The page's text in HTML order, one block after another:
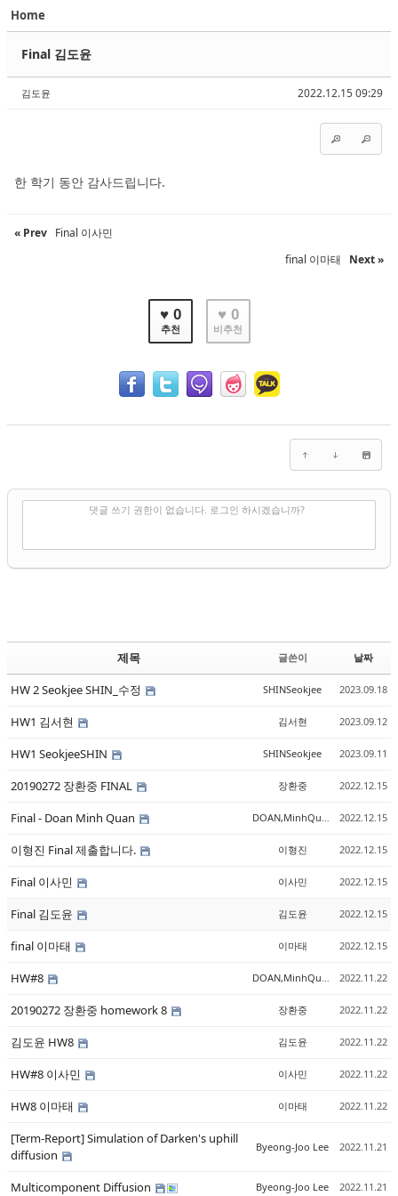
Home
2022.12.15 09:29
Final 김도윤
김도윤
한 학기 동안 감사드립니다.
« Prev Final 이사민
final 이마태
Next »
♥ 0
추천
♥ 0
비추천
댓글 쓰기 권한이 없습니다. 로그인 하시겠습니까?
제목 글쓴이 날짜
HW 2 Seokjee SHIN_수정 SHINSeokjee 2023.09.18
HW1 김서현 김서현 2023.09.12
HW1 SeokjeeSHIN SHINSeokjee 2023.09.11
20190272 장환중 FINAL 장환중 2022.12.15
Final - Doan Minh Quan DOAN,MinhQuan 2022.12.15
이형진 Final 제출합니다. 이형진 2022.12.15
Final 이사민 이사민 2022.12.15
Final 김도윤 김도윤 2022.12.15
final 이마태 이마태 2022.12.15
HW#8 DOAN,MinhQuan 2022.11.22
20190272 장환중 homework 8 장환중 2022.11.22
김도윤 HW8 김도윤 2022.11.22
HW#8 이사민 이사민 2022.11.22
HW8 이마태 이마태 2022.11.22
[Term-Report] Simulation of Darken's uphill
diffusion
Byeong-Joo Lee 2022.11.21
Multicomponent Diffusion Byeong-Joo Lee 2022.11.21
Sketchbook5, 스케치북5
Sketchbook5, 스케치북5
Sketchbook5, 스케치북5
Sketchbook5, 스케치북5